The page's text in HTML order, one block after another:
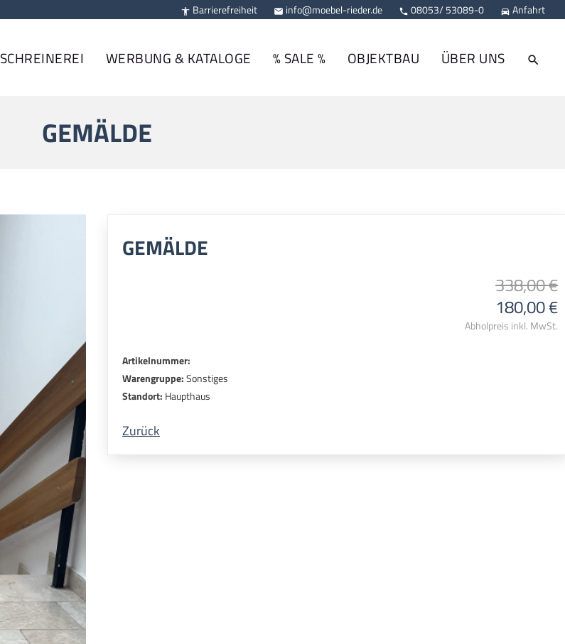
 Barrierefreiheit  info@moebel-rieder.de  08053/ 53089-0  Anfahrt
SCHREINEREI WERBUNG & KATALOGE % SALE % OBJEKTBAU ÜBER UNS
GEMÄLDE
GEMÄLDE
338,00 €
180,00 €
Abholpreis inkl. MwSt.
Artikelnummer:
Warengruppe:Sonstiges
Standort: Haupthaus
Zurück